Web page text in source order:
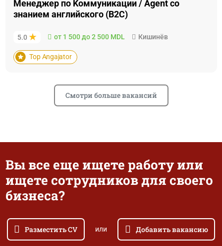
Менеджер по Kоммуникации / Agent со
знанием английского (B2C)
5.0 от 1 500 до 2 500 MDL Кишинёв
Top Angajator
Смотри больше вакансий
Вы все еще ищете работу или
ищете сотрудников для своего
бизнеса?
Разместить CV или Добавить вакансию